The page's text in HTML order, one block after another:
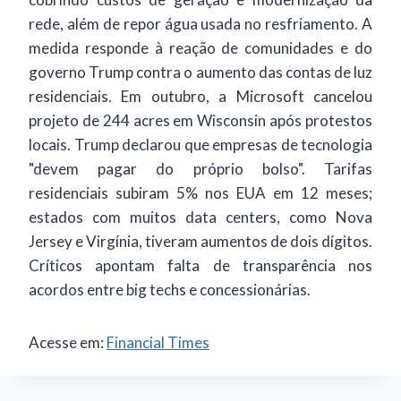
rede, além de repor água usada no resfriamento. A
medida responde à reação de comunidades e do
governo Trump contra o aumento das contas de luz
residenciais. Em outubro, a Microsoft cancelou
projeto de 244 acres em Wisconsin após protestos
locais. Trump declarou que empresas de tecnologia
"devem pagar do próprio bolso". Tarifas
residenciais subiram 5% nos EUA em 12 meses;
estados com muitos data centers, como Nova
Jersey e Virgínia, tiveram aumentos de dois dígitos.
Críticos apontam falta de transparência nos
acordos entre big techs e concessionárias.
Acesse em: Financial Times